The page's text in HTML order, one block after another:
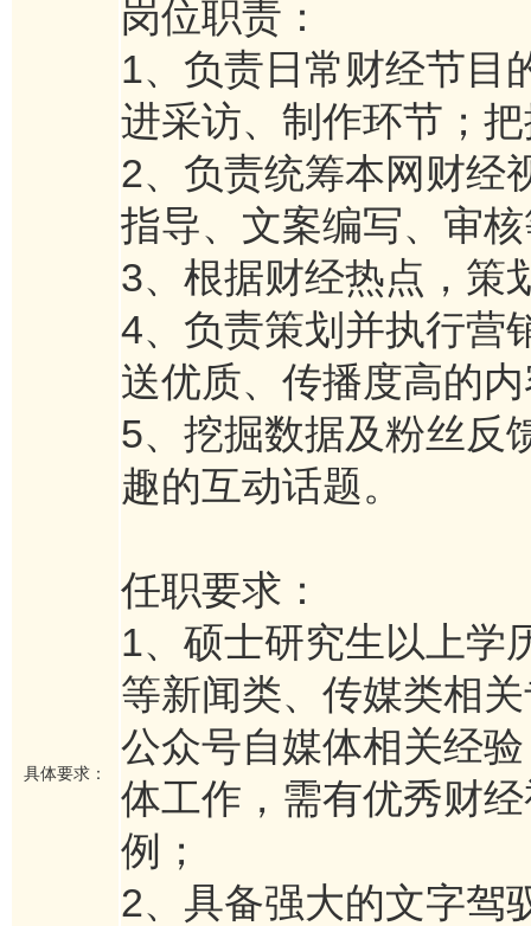
具体要求：
岗位职责：
1、负责日常财经节目
进采访、制作环节；
2、负责统筹本网财经
指导、文案编写、审
3、根据财经热点，策
4、负责策划并执行营
送优质、传播度高的
5、挖掘数据及粉丝反
趣的互动话题。
任职要求：
1、硕士研究生以上学
等新闻类、传媒类相
公众号自媒体相关经
体工作，需有优秀财
例；
2、具备强大的文字驾